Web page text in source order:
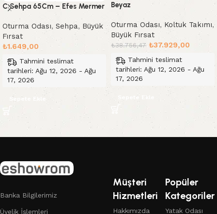
C Sehpa 65Cm – Efes Mermer
Oturma Odası, Sehpa, Büyük
Fırsat
₺1.649,00
Tahmini teslimat
tarihleri: Ağu 12, 2026 - Ağu
17, 2026
Sepete Ekle
Beyaz
Oturma Odası, Koltuk Takımı,
Büyük Fırsat
₺38.756,47 ₺37.929,00
Tahmini teslimat
tarihleri: Ağu 12, 2026 - Ağu
17, 2026
Sepete Ekle
Read More
Banka Bilgilerimiz
Üyelik İşlemleri
Müşteri
Hizmetleri
Hakkımızda
Popüler
Kategoriler
Yatak Odası